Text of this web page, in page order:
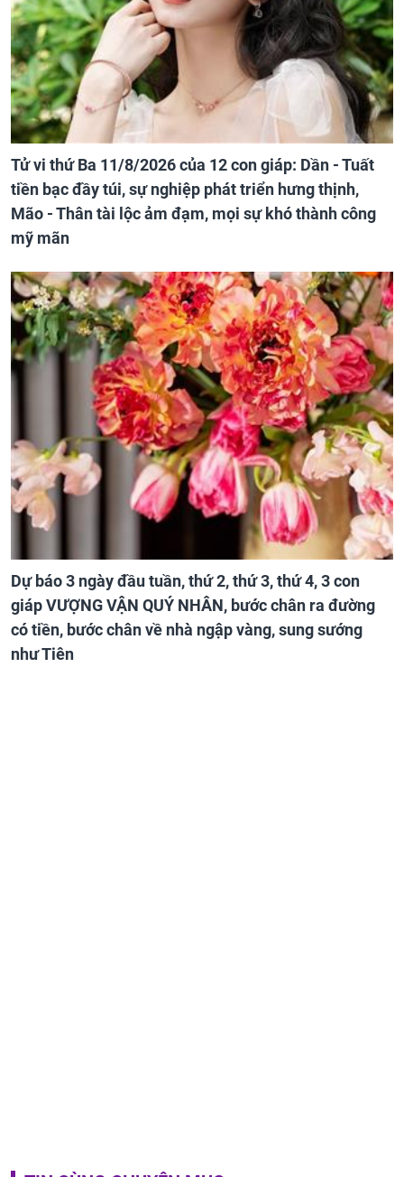
Tử vi thứ Ba 11/8/2026 của 12 con giáp: Dần - Tuất
tiền bạc đầy túi, sự nghiệp phát triển hưng thịnh,
Mão - Thân tài lộc ảm đạm, mọi sự khó thành công
mỹ mãn
Dự báo 3 ngày đầu tuần, thứ 2, thứ 3, thứ 4, 3 con
giáp VƯỢNG VẬN QUÝ NHÂN, bước chân ra đường
có tiền, bước chân về nhà ngập vàng, sung sướng
như Tiên